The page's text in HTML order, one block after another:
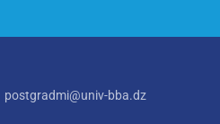
postgradmi@univ-bba.dz